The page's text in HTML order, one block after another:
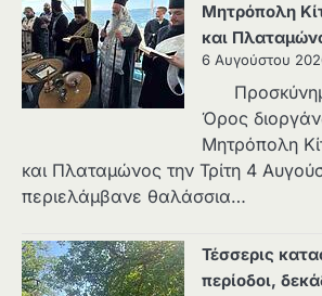
Μητρόπολη
και
6 Αυγούστου
Όρος
Μητρόπολη
και Πλαταμώνος την Τρίτη 4
περιελάμβανε θαλάσσια…
Τέσσερις
περίοδοι,